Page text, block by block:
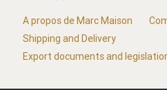
A propos de Marc Maison
Shipping and Delivery
Export documents and